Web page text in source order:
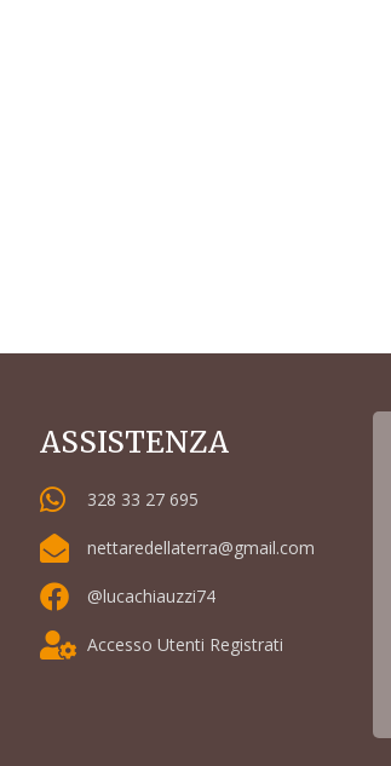
ASSISTENZA
328 33 27 695
nettaredellaterra@gmail.com
@lucachiauzzi74
Accesso Utenti Registrati